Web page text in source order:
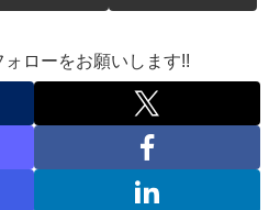
ローをお願いします!!